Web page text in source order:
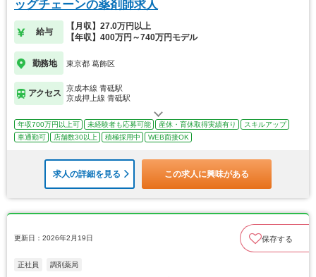
ッグチェーンの薬剤師求人
給与
【月収】27.0万円以上
【年収】400万円～740万円モデル
勤務地 東京都 葛飾区
アクセス
京成本線 青砥駅
京成押上線 青砥駅
年収700万円以上可 未経験者も応募可能 産休・育休取得実績有り
スキルアップ
車通勤可
店舗数30以上 積極採用中 WEB面接OK
求人の詳細を見る この求人に興味がある
更新日：2026年2月19日 保存する
正社員 調剤薬局